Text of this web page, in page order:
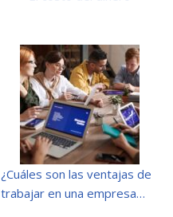
¿Cuáles son las ventajas de
trabajar en una empresa…